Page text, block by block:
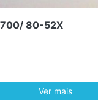
700/ 80-52X
Ver mais